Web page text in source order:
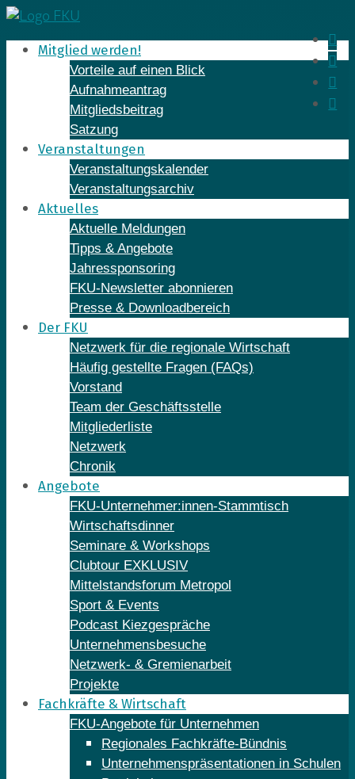
Skip
to
contentMitglied werden!
Vorteile auf einen Blick
Aufnahmeantrag
Mitgliedsbeitrag
Satzung
Veranstaltungen
Veranstaltungskalender
Veranstaltungsarchiv
Aktuelles
Aktuelle Meldungen
Tipps & Angebote
Jahressponsoring
FKU-Newsletter abonnieren
Presse & Downloadbereich
Der FKU
Netzwerk für die regionale Wirtschaft
Häufig gestellte Fragen (FAQs)
Vorstand
Team der Geschäftsstelle
Mitgliederliste
Netzwerk
Chronik
Angebote
FKU-Unternehmer:innen-Stammtisch
Wirtschaftsdinner
Seminare & Workshops
Clubtour EXKLUSIV
Mittelstandsforum Metropol
Sport & Events
Podcast Kiezgespräche
Unternehmensbesuche
Netzwerk- & Gremienarbeit
Projekte
Fachkräfte & Wirtschaft
FKU-Angebote für Unternehmen
Regionales Fachkräfte-Bündnis
Unternehmenspräsentationen in Schulen